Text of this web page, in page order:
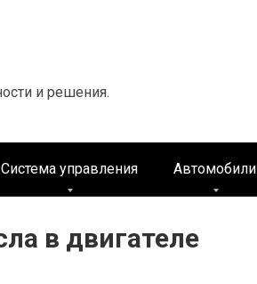
и решения.
Система управления Автомобили
в двигателе